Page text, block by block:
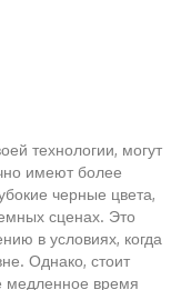
технологии, могут
имеют более
черные цвета,
сценах. Это
в условиях, когда
Однако, стоит
медленное время